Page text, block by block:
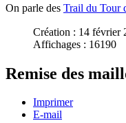
On parle des Trail du Tour
Création : 14 février
Affichages : 16190
Remise des
Imprimer
E-mail